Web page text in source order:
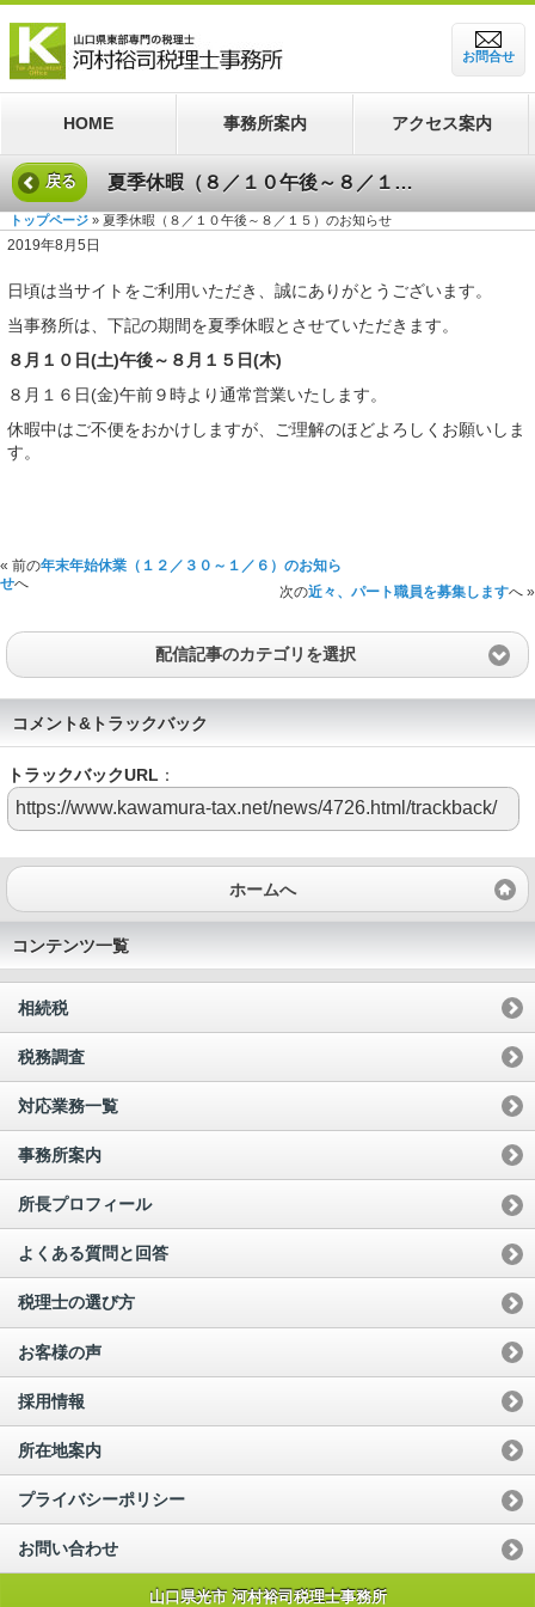
お問合せ
HOME 事務所案内 アクセス案内
戻る 夏季休暇（８／１０午後～８／１５）のお知らせ
トップページ » 夏季休暇（８／１０午後～８／１５）のお知らせ
2019年8月5日
日頃は当サイトをご利用いただき、誠にありがとうございます。
当事務所は、下記の期間を夏季休暇とさせていただきます。
８月１０日(土)午後～８月１５日(木)
８月１６日(金)午前９時より通常営業いたします。
休暇中はご不便をおかけしますが、ご理解のほどよろしくお願いしま
す。
« 前の年末年始休業（１２／３０～１／６）のお知ら
せへ
次の近々、パート職員を募集しますへ »
配信記事のカテゴリを選択
コメント&トラックバック
トラックバックURL ：
ホームへ
コンテンツ一覧
相続税
税務調査
対応業務一覧
事務所案内
所長プロフィール
よくある質問と回答
税理士の選び方
お客様の声
採用情報
所在地案内
プライバシーポリシー
お問い合わせ
山口県光市 河村裕司税理士事務所